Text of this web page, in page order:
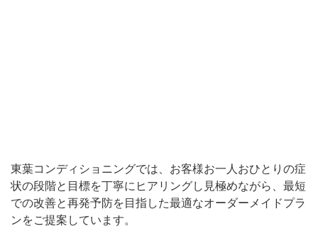
東葉コンディショニングでは、お客様お一人おひとりの症
状の段階と目標を丁寧にヒアリングし見極めながら、最短
での改善と再発予防を目指した最適なオーダーメイドプラ
ンをご提案しています。